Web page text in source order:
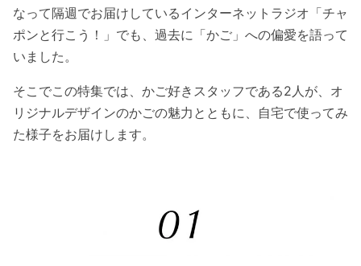
なって隔週でお届けしているインターネットラジオ「チャ
ポンと行こう！」でも、過去に「かご」への偏愛を語って
いました。
そこでこの特集では、かご好きスタッフである2人が、オ
リジナルデザインのかごの魅力とともに、自宅で使ってみ
た様子をお届けします。